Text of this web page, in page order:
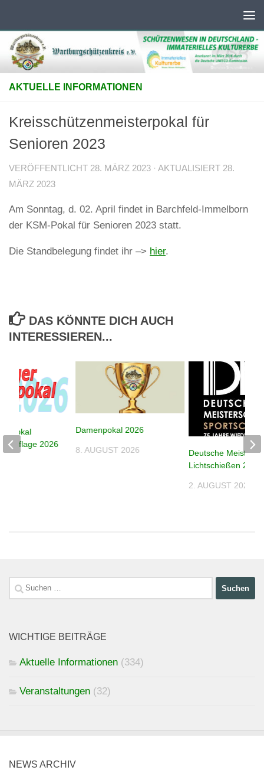
AKTUELLE INFORMATIONEN
Kreisschützenmeisterpokal für
Senioren 2023
VERÖFFENTLICHT 28. MÄRZ 2023 · AKTUALISIERT 28.
MÄRZ 2023
Am Sonntag, d. 02. April findet in Barchfeld-Immelborn
der KSM-Pokal für Senioren 2023 statt.
Die Standbelegung findet ihr –> hier.
DAS KÖNNTE DICH AUCH
INTERESSIEREN...
Damenpokal 2026
8. AUGUST 2026
Deutsche
Lichtschießen 2026
2. AUGUST 2026
– Auflage 2026
Suchen
nach:
WICHTIGE BEITRÄGE
Aktuelle Informationen (334)
Veranstaltungen (32)
NEWS ARCHIV